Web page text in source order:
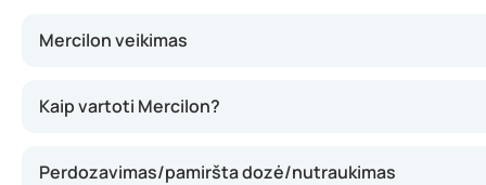
Mercilon veikimas
Kaip vartoti Mercilon?
Perdozavimas/pamiršta dozė/nutraukimas